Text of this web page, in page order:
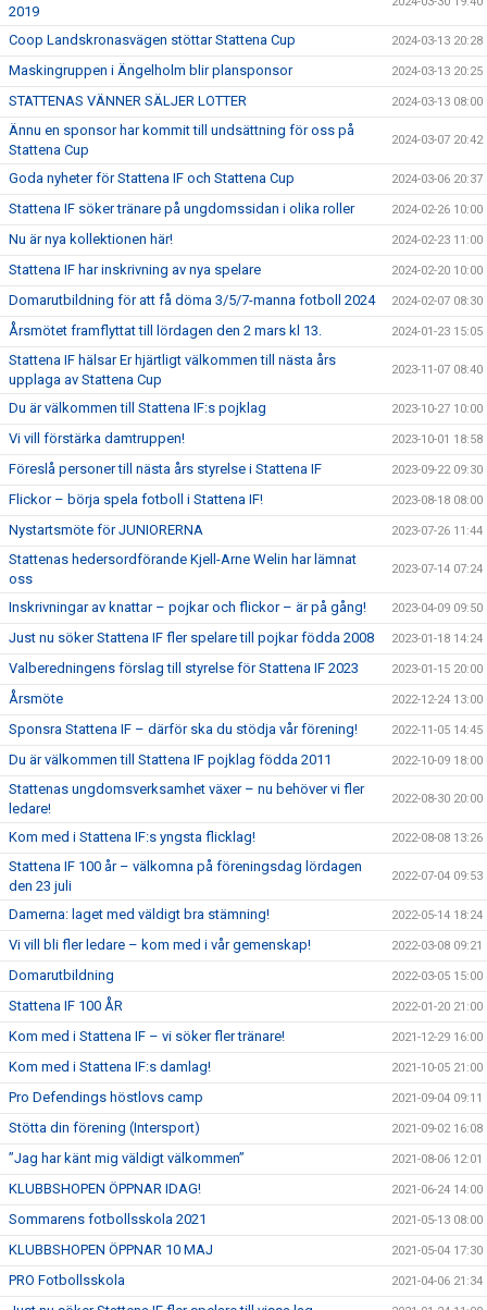
2019
Coop Landskronasvägen stöttar Stattena Cup 2024-03-13 20:28
Maskingruppen i Ängelholm blir plansponsor 2024-03-13 20:25
STATTENAS VÄNNER SÄLJER LOTTER 2024-03-13 08:00
Ännu en sponsor har kommit till undsättning för oss på
Stattena Cup
2024-03-07 20:42
Goda nyheter för Stattena IF och Stattena Cup 2024-03-06 20:37
Stattena IF söker tränare på ungdomssidan i olika roller 2024-02-26 10:00
Nu är nya kollektionen här! 2024-02-23 11:00
Stattena IF har inskrivning av nya spelare 2024-02-20 10:00
Domarutbildning för att få döma 3/5/7-manna fotboll 2024 2024-02-07 08:30
Årsmötet framflyttat till lördagen den 2 mars kl 13. 2024-01-23 15:05
Stattena IF hälsar Er hjärtligt välkommen till nästa års
upplaga av Stattena Cup
2023-11-07 08:40
Du är välkommen till Stattena IF:s pojklag 2023-10-27 10:00
Vi vill förstärka damtruppen! 2023-10-01 18:58
Föreslå personer till nästa års styrelse i Stattena IF 2023-09-22 09:30
Flickor – börja spela fotboll i Stattena IF! 2023-08-18 08:00
Nystartsmöte för JUNIORERNA 2023-07-26 11:44
Stattenas hedersordförande Kjell-Arne Welin har lämnat
oss
2023-07-14 07:24
Inskrivningar av knattar – pojkar och flickor – är på gång! 2023-04-09 09:50
Just nu söker Stattena IF fler spelare till pojkar födda 2008 2023-01-18 14:24
Valberedningens förslag till styrelse för Stattena IF 2023 2023-01-15 20:00
Årsmöte 2022-12-24 13:00
Sponsra Stattena IF – därför ska du stödja vår förening! 2022-11-05 14:45
Du är välkommen till Stattena IF pojklag födda 2011 2022-10-09 18:00
Stattenas ungdomsverksamhet växer – nu behöver vi fler
ledare!
2022-08-30 20:00
Kom med i Stattena IF:s yngsta flicklag! 2022-08-08 13:26
Stattena IF 100 år – välkomna på föreningsdag lördagen
den 23 juli
2022-07-04 09:53
Damerna: laget med väldigt bra stämning! 2022-05-14 18:24
Vi vill bli fler ledare – kom med i vår gemenskap! 2022-03-08 09:21
Domarutbildning 2022-03-05 15:00
Stattena IF 100 ÅR 2022-01-20 21:00
Kom med i Stattena IF – vi söker fler tränare! 2021-12-29 16:00
Kom med i Stattena IF:s damlag! 2021-10-05 21:00
Pro Defendings höstlovs camp 2021-09-04 09:11
Stötta din förening (Intersport) 2021-09-02 16:08
”Jag har känt mig väldigt välkommen” 2021-08-06 12:01
KLUBBSHOPEN ÖPPNAR IDAG! 2021-06-24 14:00
Sommarens fotbollsskola 2021 2021-05-13 08:00
KLUBBSHOPEN ÖPPNAR 10 MAJ 2021-05-04 17:30
PRO Fotbollsskola 2021-04-06 21:34